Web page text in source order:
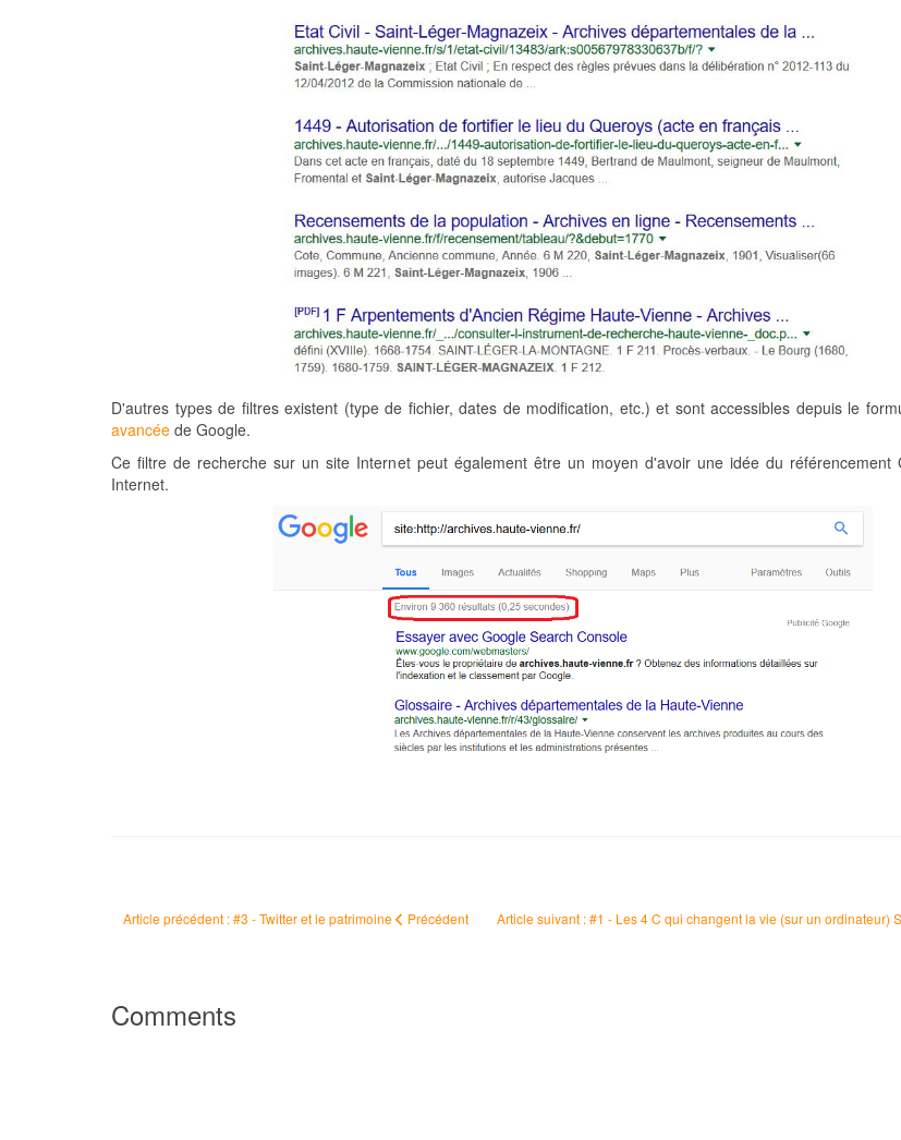
D'autres types de filtres existent (type de fichier, dates de modification, etc.) et sont accessibles depuis le
avancée de Google.
Ce filtre de recherche sur un site Internet peut également être un moyen d'avoir une idée du référencement
Internet.
Article précédent : #3 - Twitter et le patrimoine Précédent Article suivant : #1 - Les 4 C qui changent la vie (sur un ordinateur)
Comments